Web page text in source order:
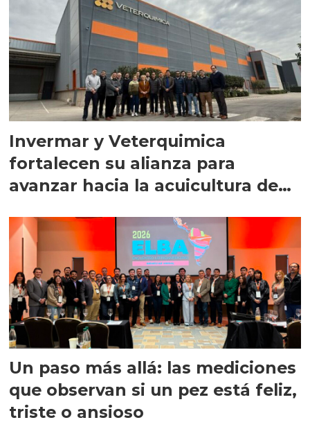
Invermar y Veterquimica
fortalecen su alianza para
avanzar hacia la acuicultura de
Un paso más allá: las mediciones
que observan si un pez está feliz,
triste o ansioso